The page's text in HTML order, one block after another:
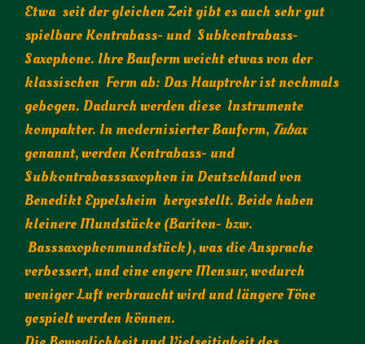
Etwa seit der gleichen Zeit gibt es auch sehr gut
spielbare Kontrabass- und Subkontrabass-
Saxophone. Ihre Bauform weicht etwas von der
klassischen Form ab: Das Hauptrohr ist nochmals
gebogen. Dadurch werden diese Instrumente
kompakter. In modernisierter Bauform, Tubax
genannt, werden Kontrabass- und
Subkontrabasssaxophon in Deutschland von
Benedikt Eppelsheim hergestellt. Beide haben
kleinere Mundstücke (Bariton- bzw.
Basssaxophonmundstück), was die Ansprache
verbessert, und eine engere Mensur, wodurch
weniger Luft verbraucht wird und längere Töne
gespielt werden können.